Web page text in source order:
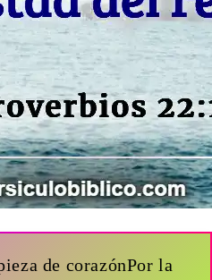
de corazónPor la